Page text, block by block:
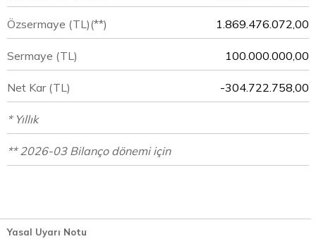
Özsermaye (TL)(**) 1.869.476.072,00
Sermaye (TL) 100.000.000,00
Net Kar (TL) -304.722.758,00
* Yıllık
** 2026-03 Bilanço dönemi için
Yasal Uyarı Notu